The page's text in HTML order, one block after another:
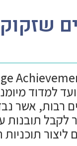
שנועד
רבות, אשר
תובנות